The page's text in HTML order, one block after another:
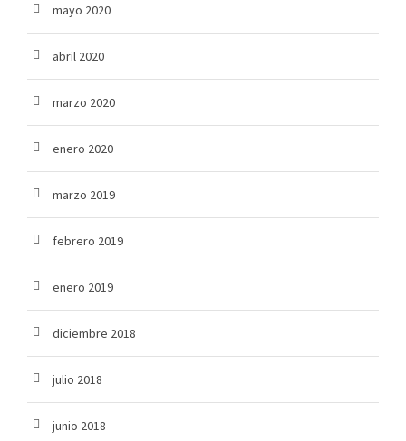
mayo 2020
abril 2020
marzo 2020
enero 2020
marzo 2019
febrero 2019
enero 2019
diciembre 2018
julio 2018
junio 2018